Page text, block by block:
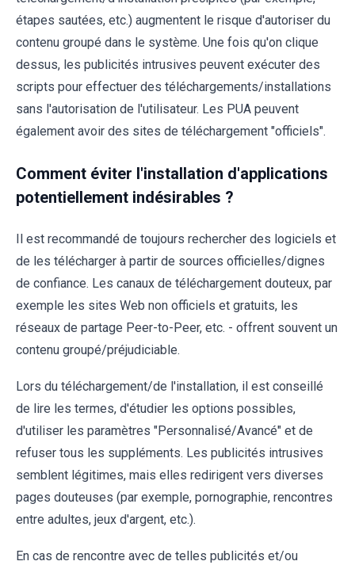
étapes sautées, etc.) augmentent le risque d'autoriser du
contenu groupé dans le système. Une fois qu'on clique
dessus, les publicités intrusives peuvent exécuter des
scripts pour effectuer des téléchargements/installations
sans l'autorisation de l'utilisateur. Les PUA peuvent
également avoir des sites de téléchargement "officiels".
Comment éviter l'installation d'applications
potentiellement indésirables ?
Il est recommandé de toujours rechercher des logiciels et
de les télécharger à partir de sources officielles/dignes
de confiance. Les canaux de téléchargement douteux, par
exemple les sites Web non officiels et gratuits, les
réseaux de partage Peer-to-Peer, etc. - offrent souvent un
contenu groupé/préjudiciable.
Lors du téléchargement/de l'installation, il est conseillé
de lire les termes, d'étudier les options possibles,
d'utiliser les paramètres "Personnalisé/Avancé" et de
refuser tous les suppléments. Les publicités intrusives
semblent légitimes, mais elles redirigent vers diverses
pages douteuses (par exemple, pornographie, rencontres
entre adultes, jeux d'argent, etc.).
En cas de rencontre avec de telles publicités et/ou